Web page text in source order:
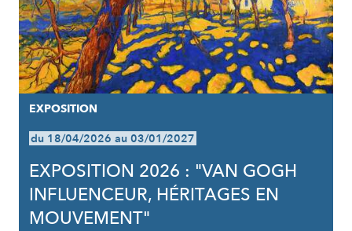
EXPOSITION
du 18/04/2026 au 03/01/2027
EXPOSITION 2026 : "VAN GOGH
INFLUENCEUR, HÉRITAGES EN
MOUVEMENT"